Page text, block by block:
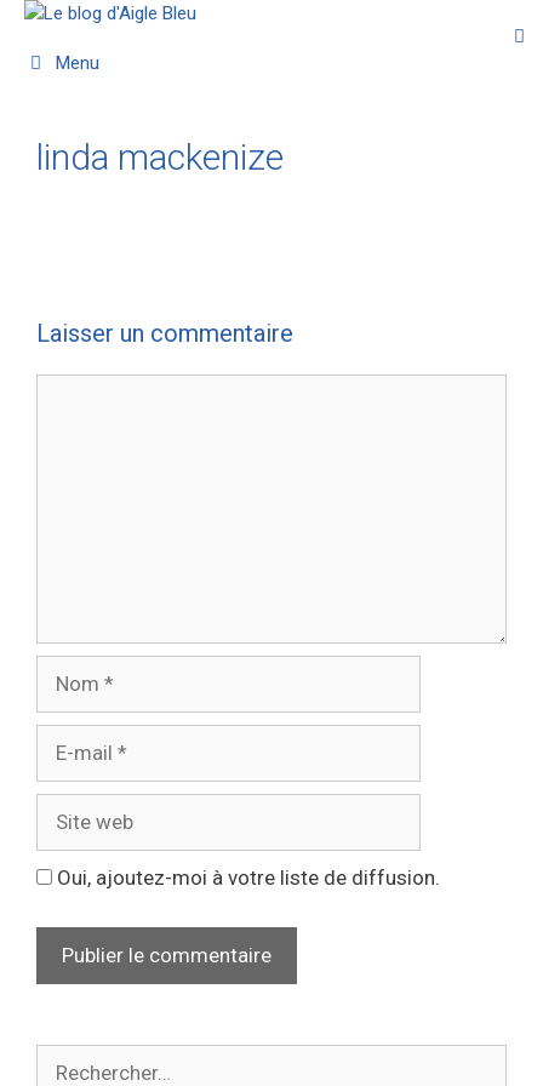
Menu
linda mackenize
Laisser un commentaire
Oui, ajoutez-moi à votre liste de diffusion.